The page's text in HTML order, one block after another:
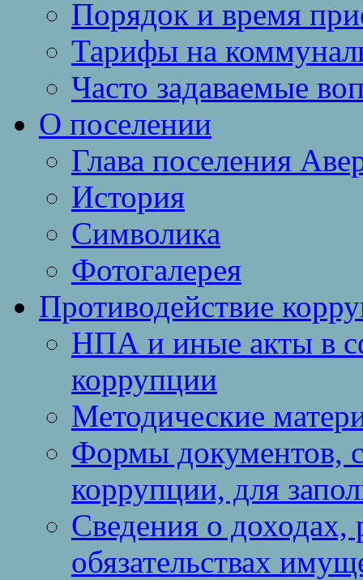
Порядок и время
Тарифы на
Часто задаваемые
О поселении
Глава поселения
История
Символика
Фотогалерея
Противодействие
НПА и иные акты в
коррупции
Методические
Формы документов,
коррупции, для
Сведения о доходах,
обязательствах